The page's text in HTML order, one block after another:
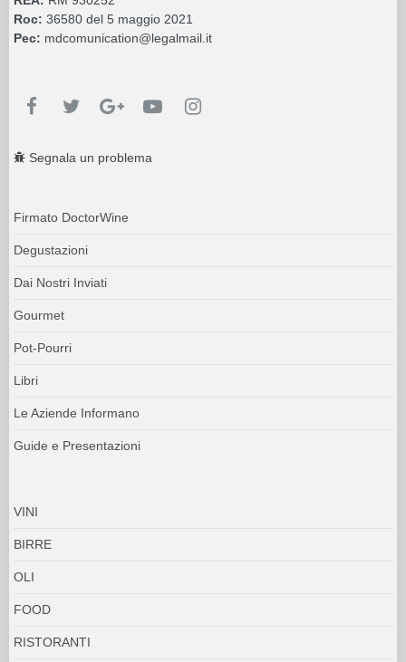
Roc: 36580 del 5 maggio 2021
Pec: mdcomunication@legalmail.it
Segnala un problema
Firmato DoctorWine
Degustazioni
Dai Nostri Inviati
Gourmet
Pot-Pourri
Libri
Le Aziende Informano
Guide e Presentazioni
VINI
BIRRE
OLI
FOOD
RISTORANTI